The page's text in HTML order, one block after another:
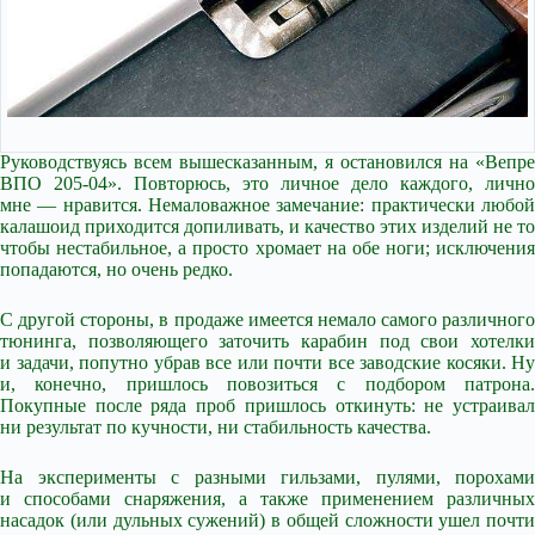
Руководствуясь всем вышесказанным, я остановился на «Вепре
ВПО 205-04». Повторюсь, это личное дело каждого, лично
мне — нравится. Немаловажное замечание: практически любой
калашоид приходится допиливать, и качество этих изделий не то
чтобы нестабильное, а просто хромает на обе ноги; исключения
попадаются, но очень редко.
С другой стороны, в продаже имеется немало самого различного
тюнинга, позволяющего заточить карабин под свои хотелки
и задачи, попутно убрав все или почти все заводские косяки. Ну
и, конечно, пришлось повозиться с подбором патрона.
Покупные после ряда проб пришлось откинуть: не устраивал
ни результат по кучности, ни стабильность качества.
На эксперименты с разными гильзами, пулями, порохами
и способами снаряжения, а также применением различных
насадок (или дульных сужений) в общей сложности ушел почти